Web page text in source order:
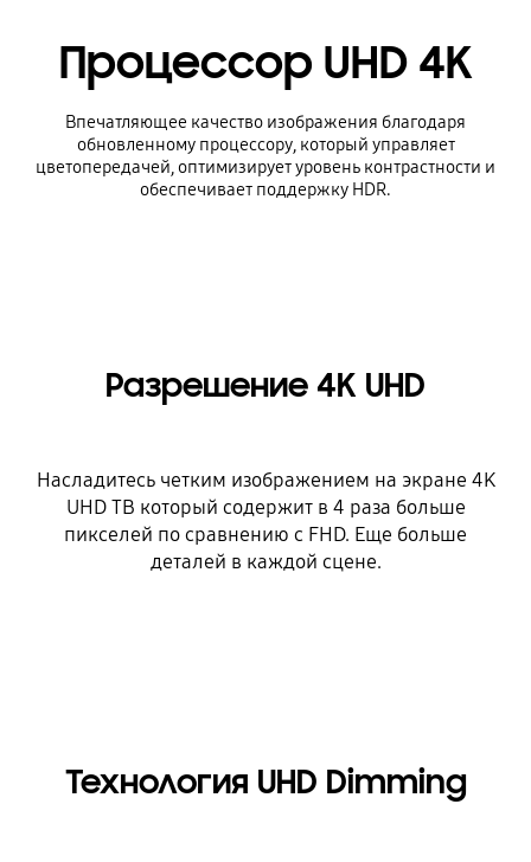
Процессор UHD 4K
Впечатляющее качество изображения благодаря
обновленному процессору, который управляет
цветопередачей, оптимизирует уровень контрастности и
обеспечивает поддержку HDR.
Разрешение 4K UHD
Насладитесь четким изображением на экране 4K
UHD ТВ который содержит в 4 раза больше
пикселей по сравнению с FHD. Еще больше
деталей в каждой сцене.
Технология UHD Dimming